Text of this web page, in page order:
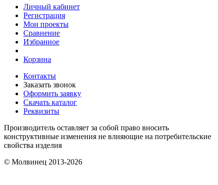
Личный кабинет
Регистрация
Мои проекты
Сравнение
Избранное
Корзина
Контакты
Заказать звонок
Оформить заявку
Скачать каталог
Реквизиты
Производитель оставляет за собой право вносить
конструктивные изменения не влияющие на потребительские
свойства изделия
© Молвинец 2013-2026